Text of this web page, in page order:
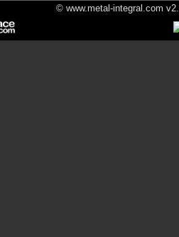
© www.metal-integral.com